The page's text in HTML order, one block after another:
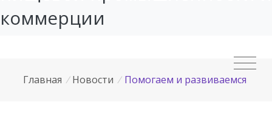
коммерции
Главная / Новости / Помогаем и развиваемся